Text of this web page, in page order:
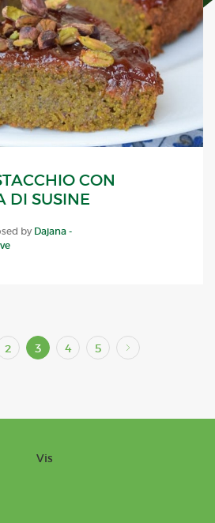
CON
DI SUSINE
by Dajana -
2 3 4 5